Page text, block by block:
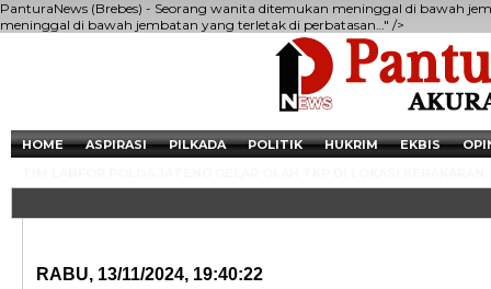
PanturaNews (Brebes) - Seorang wanita ditemukan meninggal di bawah
meninggal di bawah jembatan yang terletak di perbatasan…" />
HOME ASPIRASI PILKADA POLITIK HUKRIM EKBIS
RABU, 13/11/2024, 19:40:22